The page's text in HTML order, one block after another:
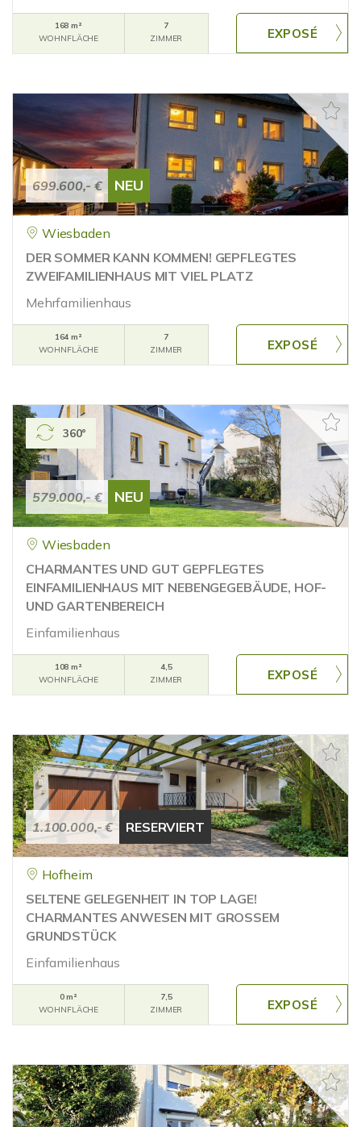
168 m²
WOHNFLÄCHE
7
ZIMMER
699.600,- € NEU
Wiesbaden
DER SOMMER KANN KOMMEN! GEPFLEGTES
ZWEIFAMILIENHAUS MIT VIEL PLATZ
Mehrfamilienhaus
164 m²
WOHNFLÄCHE
7
ZIMMER
579.000,- € NEU
360°
Wiesbaden
CHARMANTES UND GUT GEPFLEGTES
EINFAMILIENHAUS MIT NEBENGEGEBÄUDE, HOF-
UND GARTENBEREICH
Einfamilienhaus
108 m²
WOHNFLÄCHE
4,5
ZIMMER
1.100.000,- € RESERVIERT
Hofheim
SELTENE GELEGENHEIT IN TOP LAGE!
CHARMANTES ANWESEN MIT GROSSEM
GRUNDSTÜCK
Einfamilienhaus
0 m²
WOHNFLÄCHE
7,5
ZIMMER